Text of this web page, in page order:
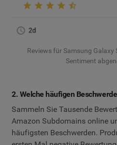
Reviews für Samsung Galaxy
Sentiment
2. Welche häufigen
Sammeln Sie Tausende
Amazon Subdomains online
häufigsten Beschwerden.